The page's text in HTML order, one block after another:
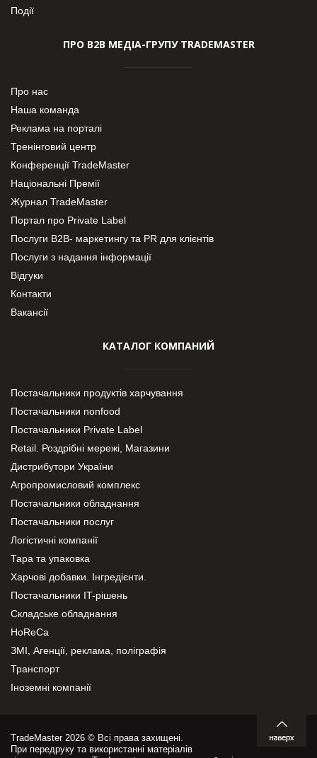
Події
ПРО В2В МЕДІА-ГРУПУ TRADEMASTER
Про нас
Наша команда
Реклама на порталі
Тренінговий центр
Конференції TradeMaster
Національні Премії
Журнал TradeMaster
Портал про Private Label
Послуги В2В- маркетингу та PR для клієнтів
Послуги з надання інформації
Відгуки
Контакти
Вакансії
КАТАЛОГ КОМПАНИЙ
Постачальники продуктів харчування
Постачальники nonfood
Постачальники Private Label
Retail. Роздрібні мережі, Магазини
Дистрибутори України
Агропромисловий комплекс
Постачальники обладнання
Постачальники послуг
Логістичні компанії
Тара та упаковка
Харчові добавки. Інгредієнти.
Постачальники IT-рішень
Складське обладнання
HoReCa
ЗМІ, Агенції, реклама, поліграфія
Транспорт
Іноземні компанії
TradeMaster 2026 © Всі права захищені.
При передруку та використанні матеріалів